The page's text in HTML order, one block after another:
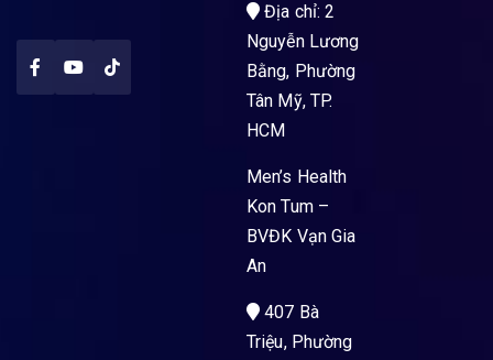
Địa chỉ: 2
Nguyễn Lương
Bằng, Phường
Tân Mỹ, TP.
HCM
Men’s Health
Kon Tum –
BVĐK Vạn Gia
An
407 Bà
Triệu, Phường